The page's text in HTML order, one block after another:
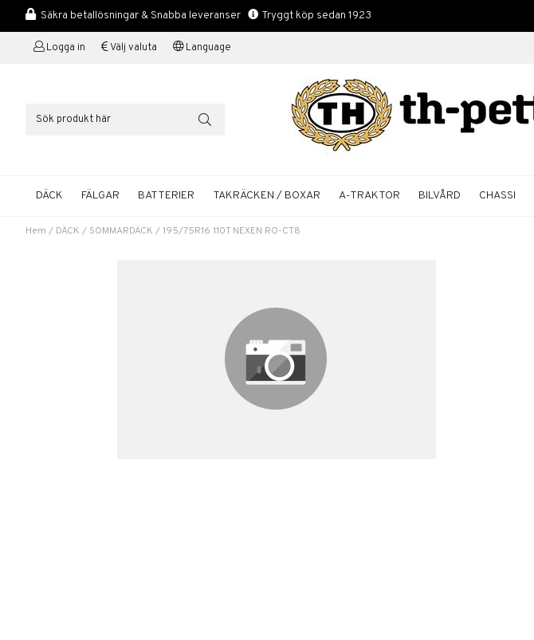
Säkra betallösningar & Snabba leveranser Tryggt köp sedan 1923
Logga in Välj valuta Language
DÄCK FÄLGAR BATTERIER TAKRÄCKEN / BOXAR A-TRAKTOR BILVÅRD CHASSI
Hem / DÄCK / SOMMARDÄCK /195/75R16 110T NEXEN RO-CT8